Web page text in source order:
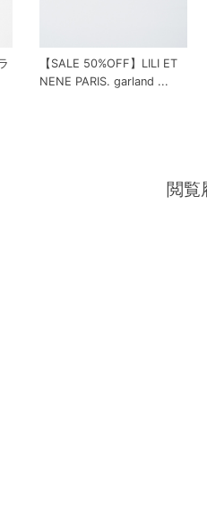
【SALE 50%OFF】LILI ET
NENE PARIS. garland ...
閲覧